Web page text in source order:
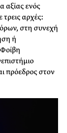
αξίας ενός
τρεις αρχές:
στη συνεχή
ή
πρόεδρος στον